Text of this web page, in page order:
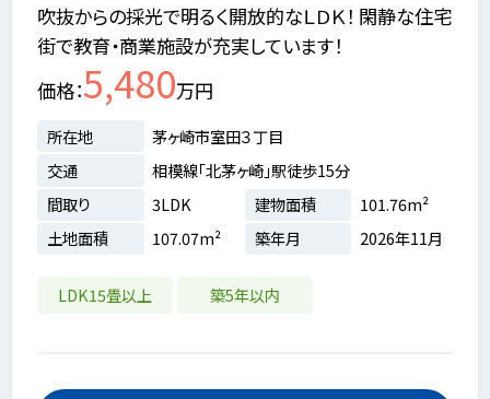
吹抜からの採光で明るく開放的なＬＤＫ！ 閑静な住宅
街で教育・商業施設が充実しています！
価格 5,480万円
所在地
茅ヶ崎市室田３丁目
交通
相模線「北茅ヶ崎」駅徒歩15分
間取り
3LDK 建物面積
101.76m²
土地面積
107.07m² 築年月 2026年11月
LDK15畳以上 築5年以内